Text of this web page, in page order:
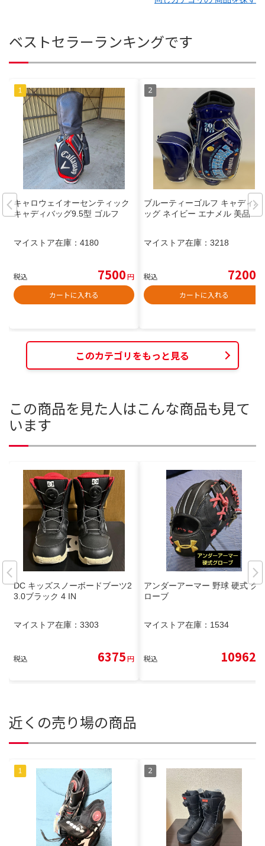
ベストセラーランキングです
キャロウェイオーセンティック
キャディバッグ9.5型 ゴルフ
マイストア在庫： 4180
税込 7500円
カートに入れる
ブルーティーゴルフ キャディバ
ッグ ネイビー エナメル 美品
マイストア在庫： 3218
税込 7200
カートに入れる
このカテゴリをもっと見る
この商品を見た人はこんな商品も見て
います
DC キッズスノーボードブーツ2
3.0ブラック 4 IN
マイストア在庫： 3303
税込 6375円
アンダーアーマー 野球 硬式 グ
ローブ
マイストア在庫： 1534
税込 10962
近くの売り場の商品